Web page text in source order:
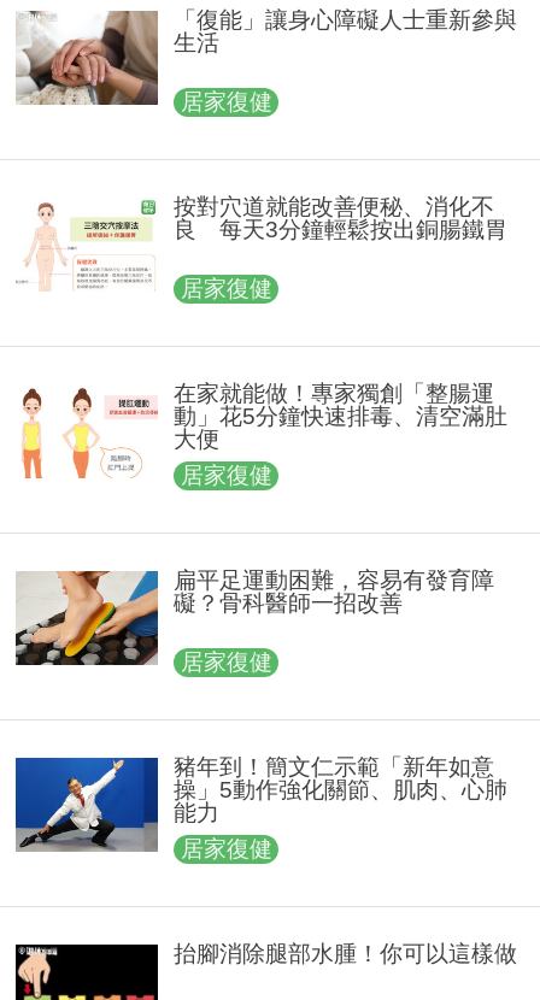
「復能」讓身心障礙人士重新參與
生活
居家復健
按對穴道就能改善便秘、消化不
良 每天3分鐘輕鬆按出銅腸鐵胃
居家復健
在家就能做！專家獨創「整腸運
動」花5分鐘快速排毒、清空滿肚
大便
居家復健
扁平足運動困難，容易有發育障
礙？骨科醫師一招改善
居家復健
豬年到！簡文仁示範「新年如意
操」5動作強化關節、肌肉、心肺
能力
居家復健
抬腳消除腿部水腫！你可以這樣做